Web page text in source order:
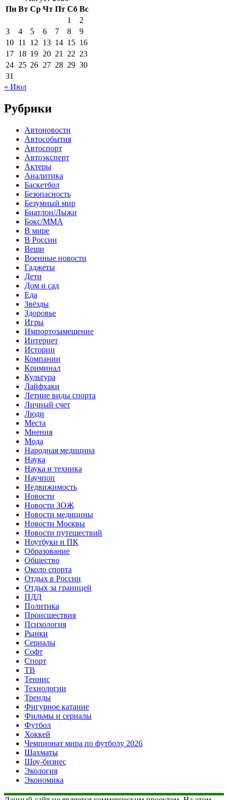
Пн Вт Ср Чт Пт Сб Вс
1
2
3
4 5 6 7 8
9
10 11 12 13 14 15 16
17 18 19 20 21 22 23
24 25 26 27 28 29 30
31
« Июл
Рубрики
Автоновости
Автособытия
Автоспорт
Автоэксперт
Актеры
Аналитика
Баскетбол
Безопасность
Безумный мир
Биатлон/Лыжи
Бокс/MMA
В мире
В России
Вещи
Военные новости
Гаджеты
Дети
Дом и сад
Еда
Звёзды
Здоровье
Игры
Импортозамещение
Интернет
Истории
Компании
Криминал
Культура
Лайфхаки
Летние виды спорта
Личный счет
Люди
Места
Мнения
Мода
Народная медицина
Наука
Наука и техника
Научпоп
Недвижимость
Новости
Новости ЗОЖ
Новости медицины
Новости Москвы
Новости путешествий
Ноутбуки и ПК
Образование
Общество
Около спорта
Отдых в России
Отдых за границей
ПДД
Политика
Происшествия
Психология
Рынки
Сериалы
Софт
Спорт
ТВ
Теннис
Технологии
Тренды
Фигурное катание
Фильмы и сериалы
Футбол
Хоккей
Чемпионат мира по футболу 2026
Шахматы
Шоу-бизнес
Экология
Экономика